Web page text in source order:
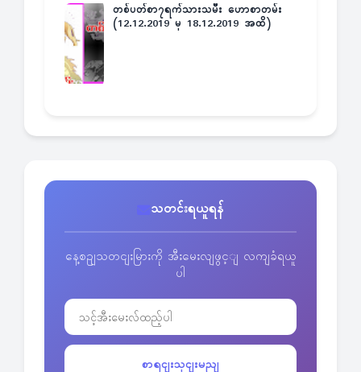
တစ်ပတ်စာ၇ရက်သားသမီး ဟောစာတမ်း
(12.12.2019 မှ 18.12.2019 အထိ)
သတင်းရယူရန်
နေ့စဥျသတငျးမြားကို အီးမေးလျဖွင့ျ လကျခံရယူ
ပါ
စာရငျးသှငျးမညျ